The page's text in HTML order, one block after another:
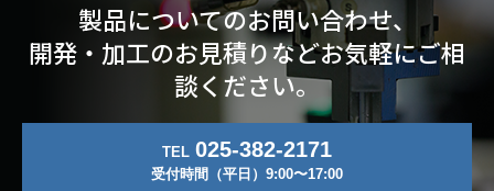
製品についてのお問い合わせ、
開発・加工のお見積りなどお気軽にご相
談ください。
TEL 025-382-2171
受付時間（平日）9:00〜17:00